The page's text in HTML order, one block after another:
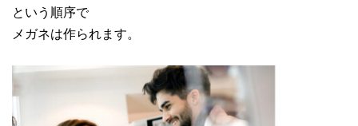
という順序で
メガネは作られます。